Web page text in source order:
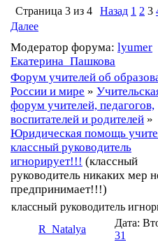
Страница 3 из 4 Назад 1 2 3
Далее
Модератор форума: lyumer
Екатерина_Пашкова
Форум учителей об
России и мире »
форум учителей, педагогов,
воспитателей и родителей »
Юридическая помощь
классный руководитель
игнорирует!!! (классный
руководитель никаких мер
предпринимает!!!)
классный руководитель
R_Natalya
Дата:
31